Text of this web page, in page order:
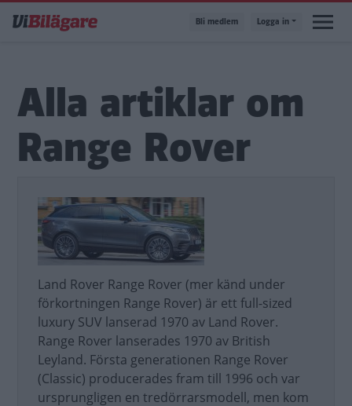
till
Bli medlem Logga in
Alla artiklar om
Range Rover
Land Rover Range Rover (mer känd under
förkortningen Range Rover) är ett full-sized
luxury SUV lanserad 1970 av Land Rover.
Range Rover lanserades 1970 av British
Leyland. Första generationen Range Rover
(Classic) producerades fram till 1996 och var
ursprungligen en tredörrarsmodell, men kom